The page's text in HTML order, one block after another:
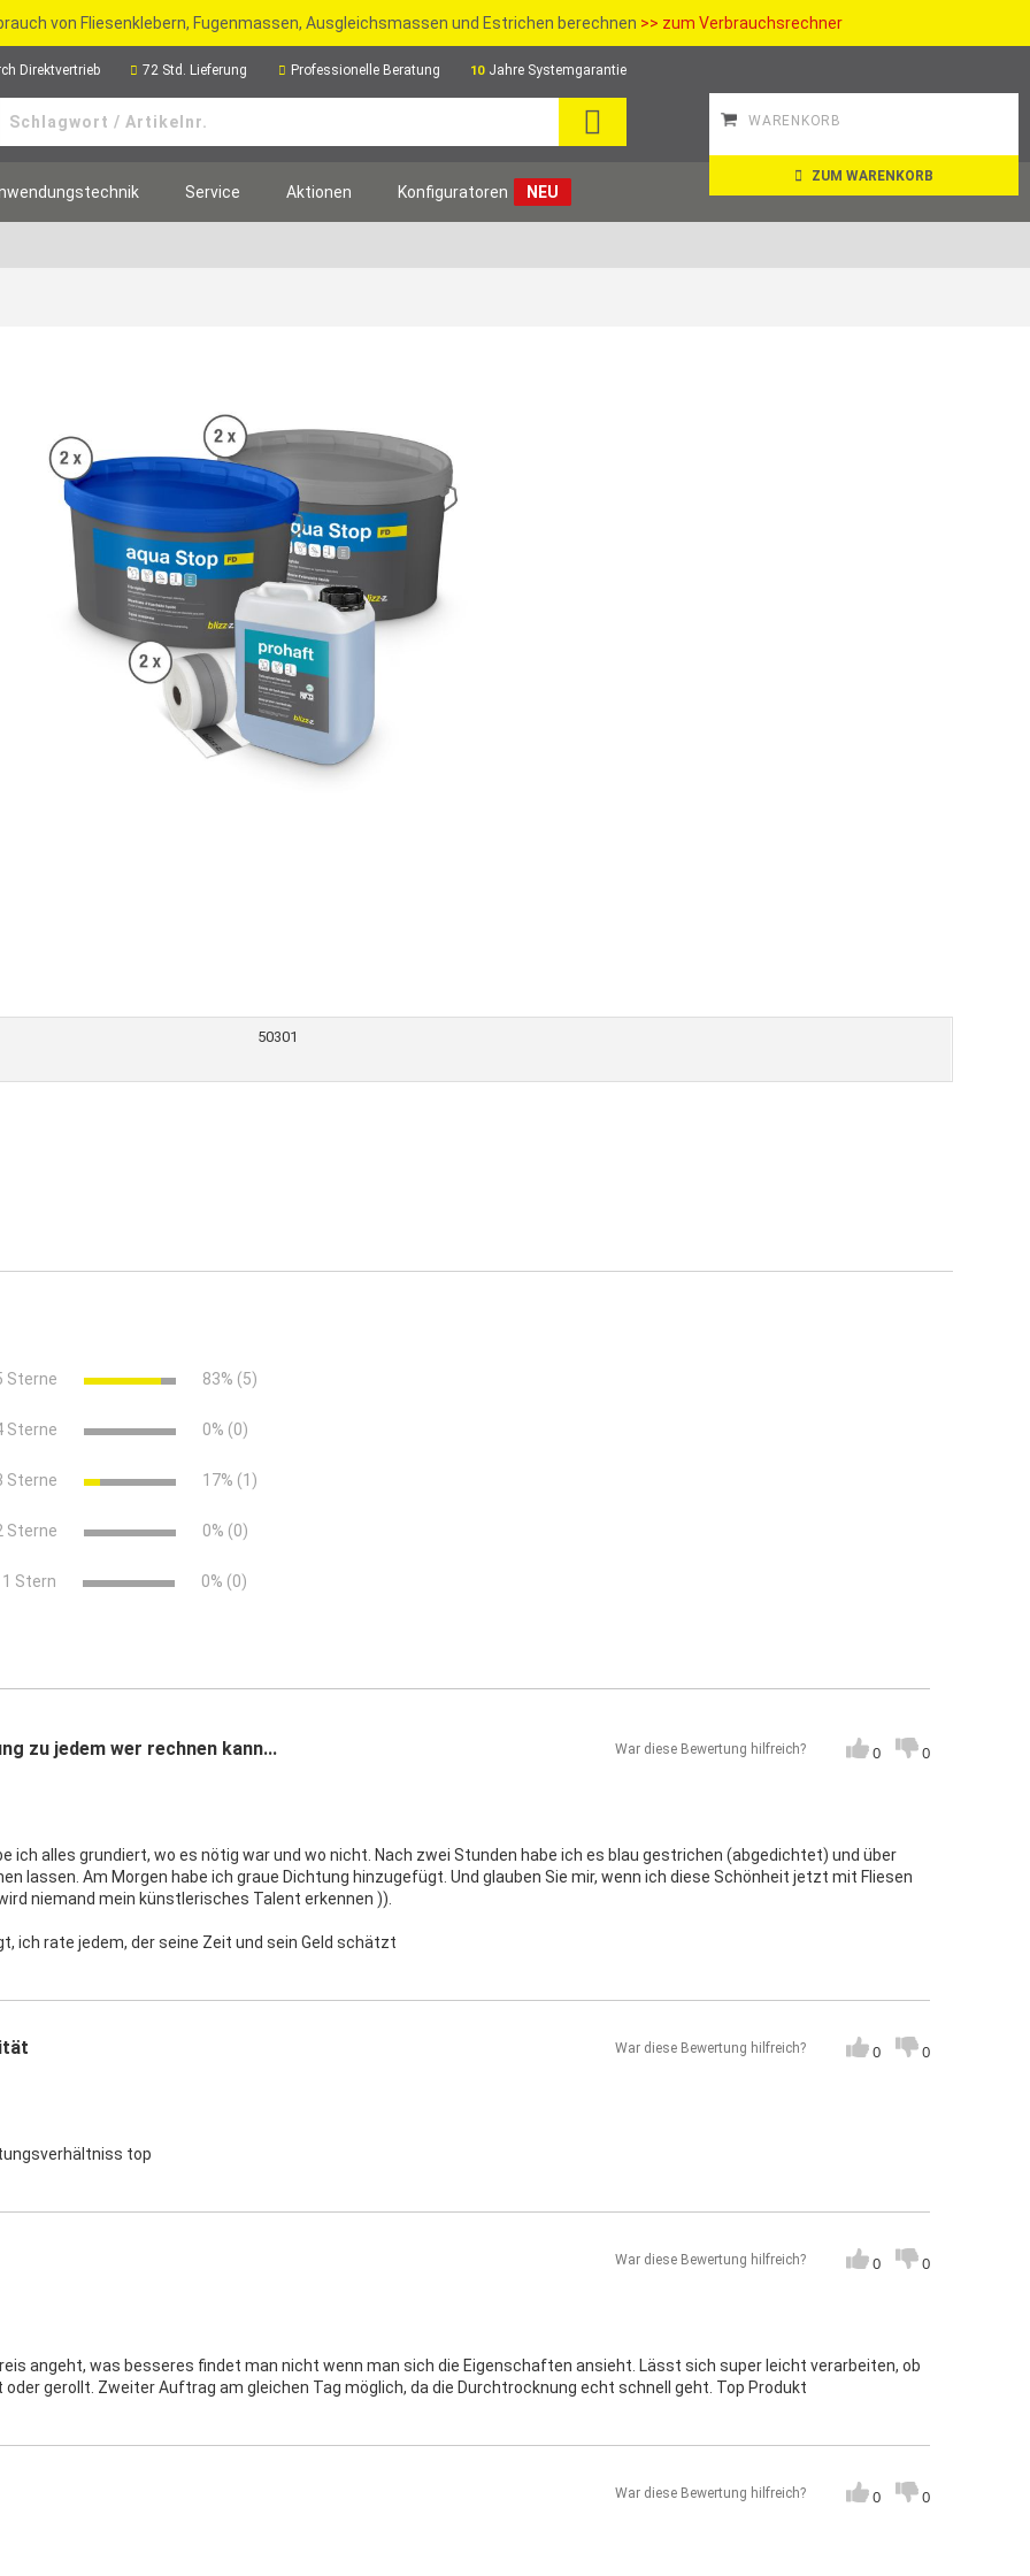
von Fliesenklebern, Fugenmassen, Ausgleichsmassen und Estrichen berechnen >> zum Verbrauchsrechner
Direktvertrieb 72 Std. Lieferung Professionelle Beratung 10 Jahre Systemgarantie
WARENKORB
ZUM WARENKORB
Service Aktionen Konfiguratoren NEU
50301
Sterne 83% (5)
Sterne 0% (0)
Sterne 17% (1)
Sterne 0% (0)
1 Stern 0% (0)
zu jedem wer rechnen kann...
ich alles grundiert, wo es nötig war und wo nicht. Nach zwei Stunden habe ich es blau gestrichen (abgedichtet) und über
lassen. Am Morgen habe ich graue Dichtung hinzugefügt. Und glauben Sie mir, wenn ich diese Schönheit jetzt mit Fliesen
niemand mein künstlerisches Talent erkennen )).
ich rate jedem, der seine Zeit und sein Geld schätzt
War diese Bewertung hilfreich? 0 0
top
War diese Bewertung hilfreich? 0 0
angeht, was besseres findet man nicht wenn man sich die Eigenschaften ansieht. Lässt sich super leicht verarbeiten, ob
gerollt. Zweiter Auftrag am gleichen Tag möglich, da die Durchtrocknung echt schnell geht. Top Produkt
War diese Bewertung hilfreich? 0 0
War diese Bewertung hilfreich? 0 0